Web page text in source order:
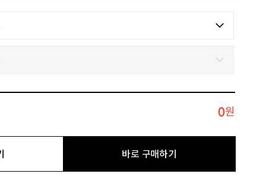
0원
바로 구매하기